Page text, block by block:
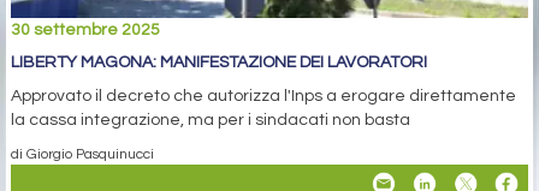
30 settembre 2025
LIBERTY MAGONA: MANIFESTAZIONE DEI LAVORATORI
Approvato il decreto che autorizza l'Inps a erogare direttamente
la cassa integrazione, ma per i sindacati non basta
di Giorgio Pasquinucci